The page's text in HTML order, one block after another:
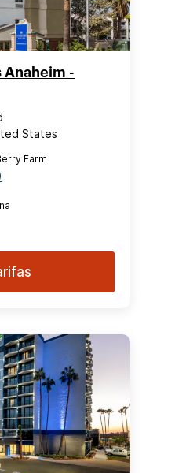
Anaheim -
States
Farm